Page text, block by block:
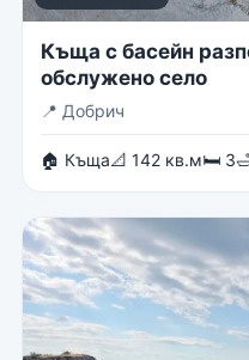
Къща с басейн
обслужено село
📍 Добрич
🏠 Къща📐 142 кв.м🛏 3